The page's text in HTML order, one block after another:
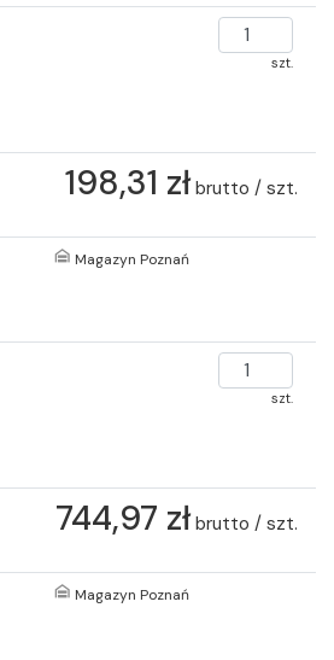
szt.
198,31 zł brutto / szt.
Magazyn Poznań
szt.
744,97 zł brutto / szt.
Magazyn Poznań